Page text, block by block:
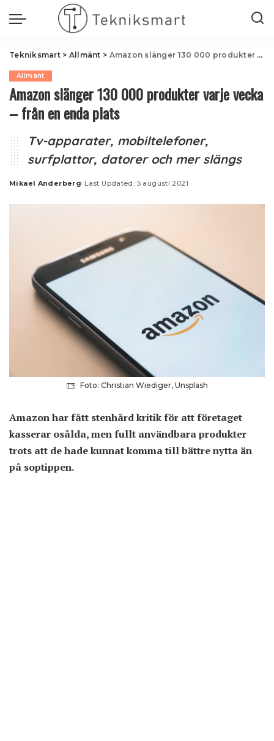
Tekniksmart> Allmänt > Amazon slänger 130 000 produkter varje vecka – från en enda plats
Allmänt
Amazon slänger 130 000 produkter varje vecka
– från en enda plats
Tv-apparater, mobiltelefoner,
surfplattor, datorer och mer slängs
Posted
Mikael Anderberg Last Updated: 5 augusti 2021
Foto: Christian Wiediger, Unsplash
Amazon har fått stenhård kritik för att företaget
kasserar osålda, men fullt användbara produkter
trots att de hade kunnat komma till bättre nytta än
på soptippen.